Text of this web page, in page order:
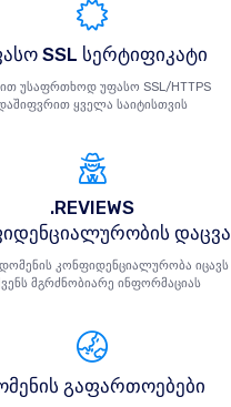
SSL სერტიფიკატი
უსაფრთხოდ უფასო SSL/HTTPS
ყველა საიტისთვის
.REVIEWS
დაცვა
კონფიდენციალურობა იცავს
მგრძნობიარე ინფორმაციას
გაფართოებები